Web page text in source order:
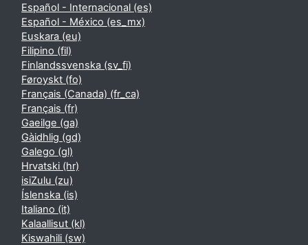
Español - Internacional ‎(es)‎
Español - México ‎(es_mx)‎
Euskara ‎(eu)‎
Filipino ‎(fil)‎
Finlandssvenska ‎(sv_fi)‎
Føroyskt ‎(fo)‎
Français (Canada) ‎(fr_ca)‎
Français ‎(fr)‎
Gaeilge ‎(ga)‎
Gàidhlig ‎(gd)‎
Galego ‎(gl)‎
Hrvatski ‎(hr)‎
isiZulu ‎(zu)‎
Íslenska ‎(is)‎
Italiano ‎(it)‎
Kalaallisut ‎(kl)‎
Kiswahili ‎(sw)‎